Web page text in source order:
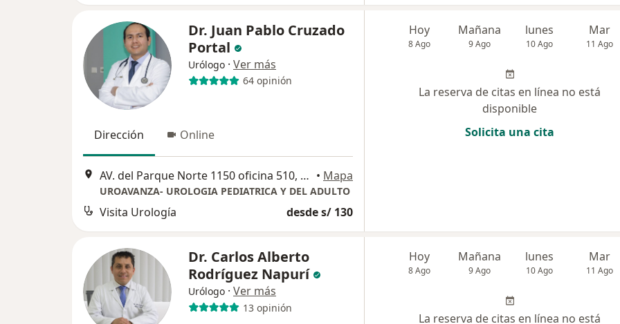
Dr. Juan Pablo Cruzado
Portal
Urólogo · Ver más
64 opinión
Dirección Online
AV. del Parque Norte 1150 oficina 510, San Borja, Lima, Perú, San Borja • Mapa
UROAVANZA- UROLOGIA PEDIATRICA Y DEL ADULTO
Visita Urología desde s/ 130
Hoy
8 Ago
Mañana
9 Ago
lunes
10 Ago
Mar
11 Ago
La reserva de citas en línea no está
disponible
Solicita una cita
Dr. Carlos Alberto
Rodríguez Napurí
Urólogo · Ver más
13 opinión
Hoy
8 Ago
Mañana
9 Ago
lunes
10 Ago
Mar
11 Ago
La reserva de citas en línea no está